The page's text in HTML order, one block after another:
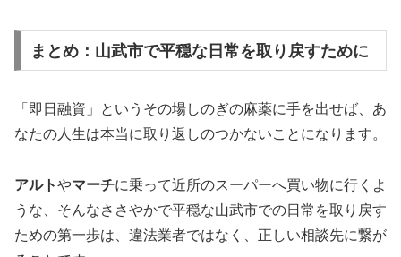
まとめ：山武市で平穏な日常を取り戻すために
「即日融資」というその場しのぎの麻薬に手を出せば、あ
なたの人生は本当に取り返しのつかないことになります。
アルトやマーチに乗って近所のスーパーへ買い物に行くよ
うな、そんなささやかで平穏な山武市での日常を取り戻す
ための第一歩は、違法業者ではなく、正しい相談先に繋が